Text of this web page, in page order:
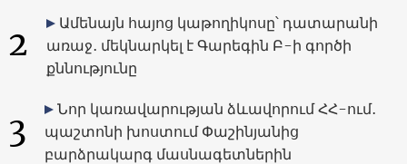
2
Ամենայն հայոց կաթողիկոսը՝ դատարանի
առաջ․ մեկնարկել է Գարեգին Բ-ի գործի
քննությունը
3
Նոր կառավարության ձևավորում ՀՀ-ում․
պաշտոնի խոստում Փաշինյանից
բարձրակարգ մասնագետներին